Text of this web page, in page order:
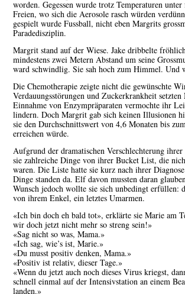
worden. Gegessen wurde trotz Temperaturen
Freien, wo sich die Aerosole rasch würden
gespielt wurde Fussball, nicht eben Margrits
Paradedisziplin.
Margrit stand auf der Wiese. Jake dribbelte
mindestens zwei Metern Abstand um seine
ward schwindlig. Sie sah hoch zum Himmel. Und
Die Chemotherapie zeigte nicht die gewünschte
Verdauungsstörungen und Zuckerkrankheit
Einnahme von Enzympräparaten vermochte ihr
lindern. Doch Margrit gab sich keinen Illusionen
sie den Durchschnittswert von 4,6 Monaten bis
erreichen würde.
Aufgrund der dramatischen Verschlechterung
sie zahlreiche Dinge von ihrer Bucket List, die
waren. Die Liste hatte sie kurz nach ihrer
Dinge standen da. Elf davon mussten daran
Wunsch jedoch wollte sie sich unbedingt erfüllen:
von ihrem Enkel, ein letztes Umarmen.
«Ich bin doch eh bald tot», erklärte sie Marie am
wir doch jetzt nicht mehr so streng sein!»
«Sag nicht so was, Mama.»
«Ich sag, wie’s ist, Marie.»
«Du musst positiv denken, Mama.»
«Positiv ist relativ, dieser Tage.»
«Wenn du jetzt auch noch dieses Virus kriegst,
schnell einmal auf der Intensivstation an einem
landen.»